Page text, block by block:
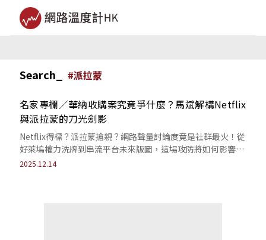
Search_ #派拉蒙
名家專欄／華納收購案究竟爭什麼？馬斌解構Netflix
與派拉蒙的刀光劍影
Netflix得標？派拉蒙搶親？網路聲量討論度竟是社群最火！從
好萊塢權力洗牌到串流平台未來版圖，這場攻防將如何影響你
看劇、看電影的方式？
2025.12.14